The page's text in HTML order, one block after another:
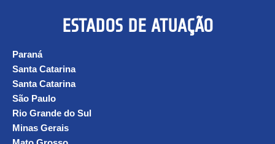
ESTADOS DE ATUAÇÃO
Paraná
Santa Catarina
Santa Catarina
São Paulo
Rio Grande do Sul
Minas Gerais